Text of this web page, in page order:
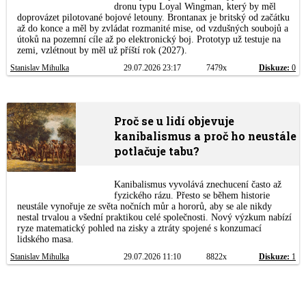
dronu typu Loyal Wingman, který by měl
doprovázet pilotované bojové letouny. Brontanax je britský od začátku
až do konce a měl by zvládat rozmanité mise, od vzdušných soubojů a
útoků na pozemní cíle až po elektronický boj. Prototyp už testuje na
zemi, vzlétnout by měl už příští rok (2027).
Stanislav Mihulka 29.07.2026 23:17 7479x Diskuze: 0
Proč se u lidí objevuje
kanibalismus a proč ho neustále
potlačuje tabu?
Kanibalismus vyvolává znechucení často až
fyzického rázu. Přesto se během historie
neustále vynořuje ze světa nočních můr a hororů, aby se ale nikdy
nestal trvalou a všední praktikou celé společnosti. Nový výzkum nabízí
ryze matematický pohled na zisky a ztráty spojené s konzumací
lidského masa.
Stanislav Mihulka 29.07.2026 11:10 8822x Diskuze: 1